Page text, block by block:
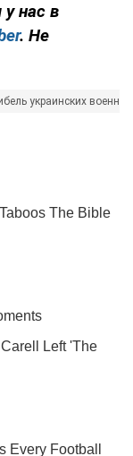
у нас в
. Не
украинских военных